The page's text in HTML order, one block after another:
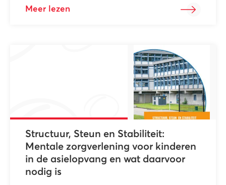
Meer lezen
Structuur, Steun en Stabiliteit:
Mentale zorgverlening voor kinderen
in de asielopvang en wat daarvoor
nodig is